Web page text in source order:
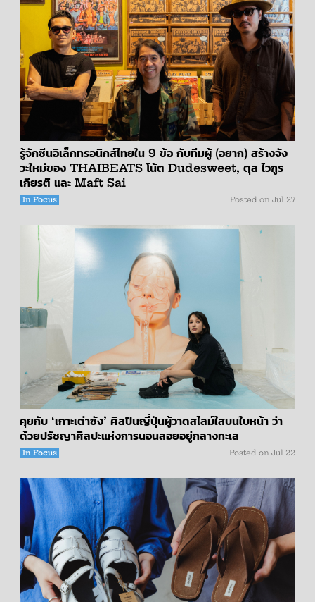
รู้จักซีนอิเล็กทรอนิกส์ไทยใน 9 ข้อ กับทีมผู้ (อยาก) สร้างจัง
วะใหม่ของ THAIBEATS โน้ต Dudesweet, ตุล ไวฑูร
เกียรติ และ Maft Sai
In Focus Posted on Jul 27
คุยกับ ‘เกาะเต่าซัง’ ศิลปินญี่ปุ่นผู้วาดสไลม์ใสบนใบหน้า ว่า
ด้วยปรัชญาศิลปะแห่งการนอนลอยอยู่กลางทะเล
In Focus Posted on Jul 22